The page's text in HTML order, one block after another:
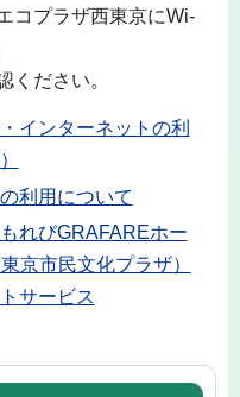
コプラザ西東京にWi-
ください。
インターネットの利
利用について
れびGRAFAREホー
京市民文化プラザ）
サービス